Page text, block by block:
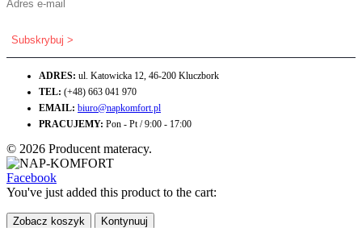
ADRES: ul. Katowicka 12, 46-200 Kluczbork
TEL: (+48) 663 041 970
EMAIL: biuro@napkomfort.pl
PRACUJEMY: Pon - Pt / 9:00 - 17:00
© 2026 Producent materacy.
Facebook
You've just added this product to the cart:
Zobacz koszyk Kontynuuj